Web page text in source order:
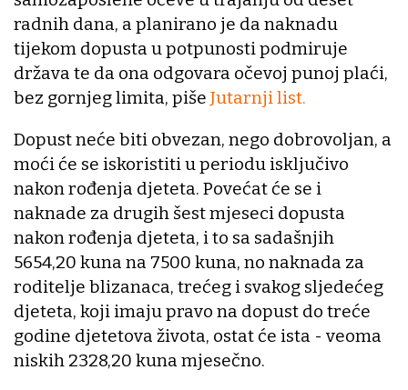
radnih dana, a planirano je da naknadu
tijekom dopusta u potpunosti podmiruje
država te da ona odgovara očevoj punoj plaći,
bez gornjeg limita, piše Jutarnji list.
Dopust neće biti obvezan, nego dobrovoljan, a
moći će se iskoristiti u periodu isključivo
nakon rođenja djeteta. Povećat će se i
naknade za drugih šest mjeseci dopusta
nakon rođenja djeteta, i to sa sadašnjih
5654,20 kuna na 7500 kuna, no naknada za
roditelje blizanaca, trećeg i svakog sljedećeg
djeteta, koji imaju pravo na dopust do treće
godine djetetova života, ostat će ista - veoma
niskih 2328,20 kuna mjesečno.